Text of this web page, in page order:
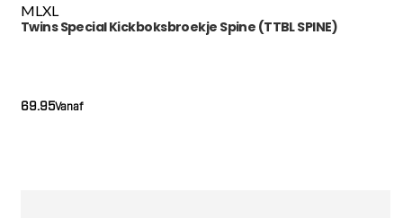
MLXL
Twins Special Kickboksbroekje Spine (TTBL SPINE)
Vanaf
69.95